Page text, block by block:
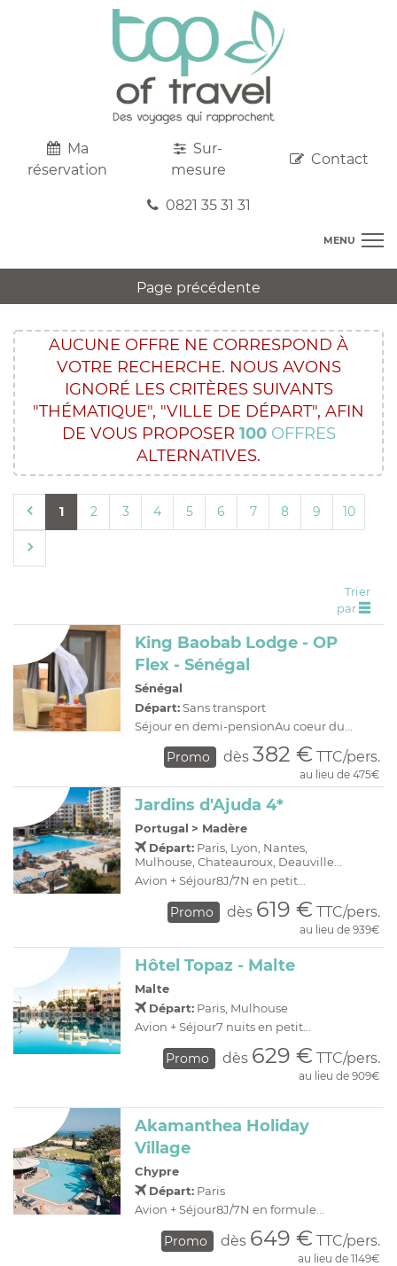
Ma
réservation
Sur-
mesure
Contact
0821 35 31 31
MENU
DESTINATIONS
AU DEPART DE CHEZ VOUS
SEJOURS
CIRCUITS
PROMOS
OFFRES
Page précédente
AUCUNE OFFRE NE CORRESPOND À
VOTRE RECHERCHE. NOUS AVONS
IGNORÉ LES CRITÈRES SUIVANTS
"THÉMATIQUE", "VILLE DE DÉPART", AFIN
DE VOUS PROPOSER 100 OFFRES
ALTERNATIVES.
1 2 3 4 5 6 7 8 9 10
Trier
par
King Baobab Lodge - OP
Flex - Sénégal
Sénégal
Départ:Sans transport
Séjour en demi-pensionAu coeur du...
Promo dès 382 € TTC/pers.
au lieu de 475€
Jardins d'Ajuda 4*
Portugal > Madère
Départ: Paris, Lyon, Nantes,
Mulhouse, Chateauroux, Deauville...
Avion + Séjour8J/7N en petit...
Promo dès 619 € TTC/pers.
au lieu de 939€
Hôtel Topaz - Malte
Malte
Départ: Paris, Mulhouse
Avion + Séjour7 nuits en petit...
Promo dès 629 € TTC/pers.
au lieu de 909€
Akamanthea Holiday
Village
Chypre
Départ: Paris
Avion + Séjour8J/7N en formule...
Promo dès 649 € TTC/pers.
au lieu de 1149€